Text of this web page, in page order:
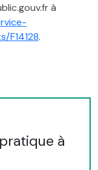
à
F14128.
à